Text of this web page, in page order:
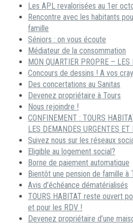
Les APL revalorisées au 1er
Rencontre avec les habitants
famille
Séniors : on vous écoute
Médiateur de la consommation
MON QUARTIER PROPRE – LES
Concours de dessins ! A vos
Des concertations au Sanitas
Devenez propriétaire à Tours
Nous rejoindre !
CONFINEMENT : TOURS
LES DEMANDES URGENTES ET
Suivez nous sur les réseaux
Eligible au logement social?
Borne de paiement automatique
Bientôt une pension de famille à
Avis d’échéance dématérialisés
TOURS HABITAT reste ouvert
et pour les RDV !
Devenez propriétaire d’une